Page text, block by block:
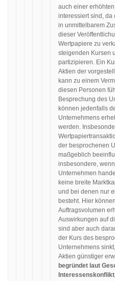
auch einer
interessiert sind, da
in unmittelbarem
dieser
Wertpapiere zu
steigenden Kursen
partizipieren. Ein
Aktien der
kann zu einem
diesen Personen
Besprechung des
können jedenfalls
Unternehmens
werden.
der besprochenen
maßgeblich
insbesondere,
Unternehmen
keine breite
und bei denen nur
besteht. Hier
Auftragsvolumen
Auswirkungen auf
sind aber auch
der Kurs des
Unternehmens
Aktien günstiger
begründet laut